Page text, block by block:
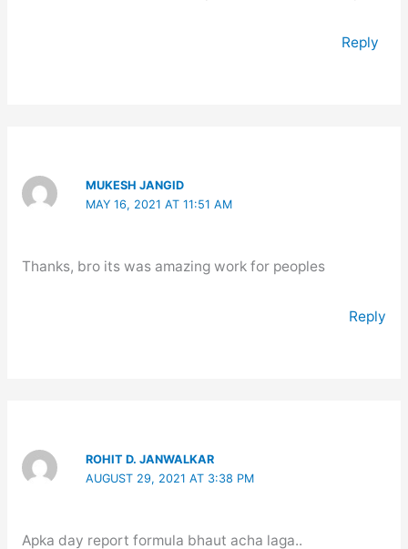
Reply
MUKESH JANGID
MAY 16, 2021 AT 11:51 AM
Thanks, bro its was amazing work for peoples
Reply
ROHIT D. JANWALKAR
AUGUST 29, 2021 AT 3:38 PM
Apka day report formula bhaut acha laga..